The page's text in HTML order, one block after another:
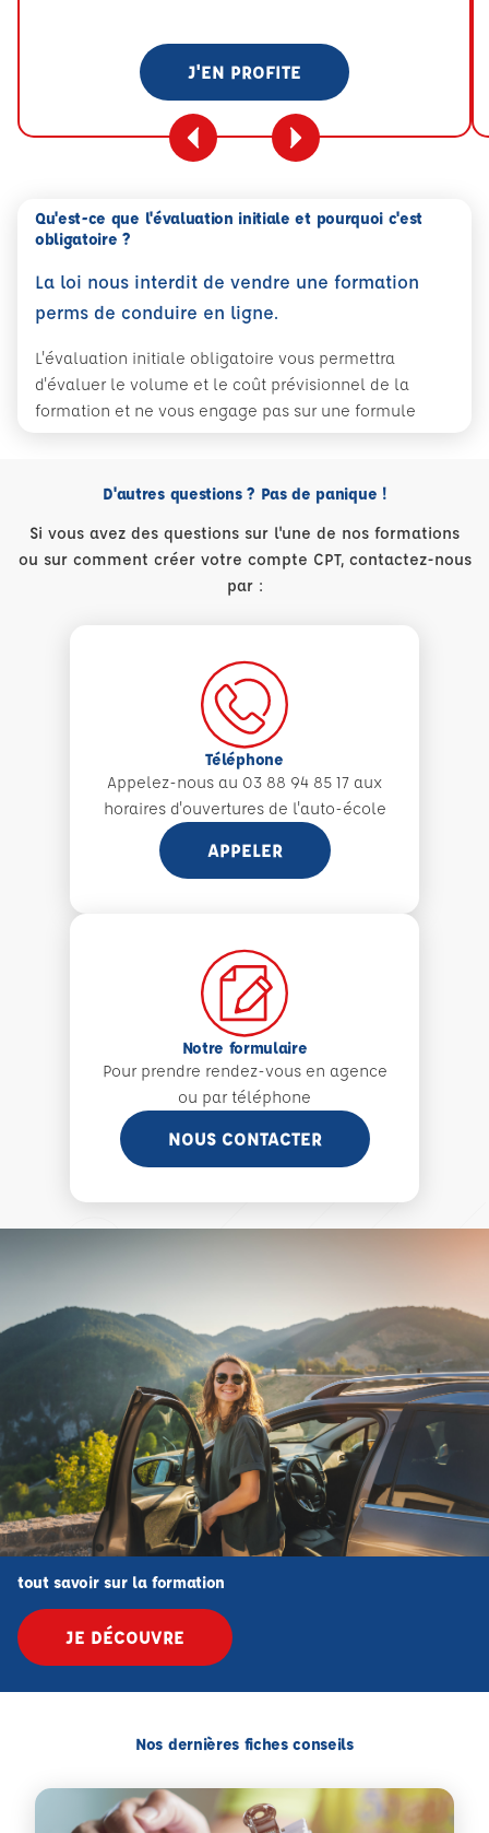
J'EN PROFITE
Qu'est-ce que l'évaluation initiale et pourquoi c'est
obligatoire ?
La loi nous interdit de vendre une formation
perms de conduire en ligne.
L'évaluation initiale obligatoire vous permettra
d'évaluer le volume et le coût prévisionnel de la
formation et ne vous engage pas sur une formule
D'autres questions ? Pas de panique !
Si vous avez des questions sur l'une de nos formations
ou sur comment créer votre compte CPT, contactez-nous
par :
Téléphone
Appelez-nous au 03 88 94 85 17 aux
horaires d'ouvertures de l'auto-école
APPELER
Notre formulaire
Pour prendre rendez-vous en agence
ou par téléphone
NOUS CONTACTER
tout savoir sur la formation
JE DÉCOUVRE
Nos dernières fiches conseils